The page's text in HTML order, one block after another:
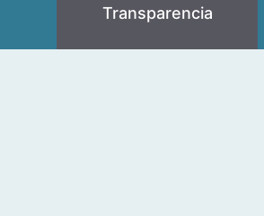
Transparencia